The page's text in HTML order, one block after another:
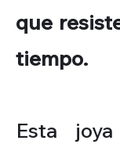
que
tiempo.
Esta